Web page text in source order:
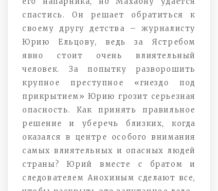
спастись. Он решает обратиться к
своему другу детства – журналисту
Юрию Ельцову, ведь за Ястребом
явно стоит очень влиятельный
человек. За попытку разворошить
крупное преступное «гнездо под
прикрытием» Юрию грозит серьезная
опасность. Как принять правильное
решение и уберечь близких, когда
оказался в центре особого внимания
самых влиятельных и опасных людей
страны? Юрий вместе с братом и
следователем Анохиным сделают все,